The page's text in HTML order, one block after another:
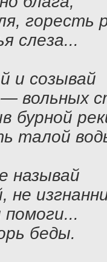
горесть
слеза...
и созывай
— вольных
бурной
талой
называй
не
помоги...
беды.